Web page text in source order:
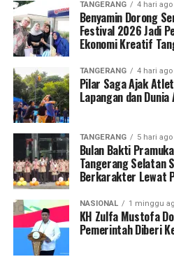
TANGERANG 4 hari ago
Benyamin Dorong
Festival 2026 Jadi
Ekonomi Kreatif
TANGERANG 4 hari ago
Pilar Saga Ajak
Lapangan dan Dunia
TANGERANG 5 hari ago
Bulan Bakti
Tangerang Selatan
Berkarakter Lewat
NASIONAL 1 minggu
KH Zulfa Mustofa
Pemerintah Diberi